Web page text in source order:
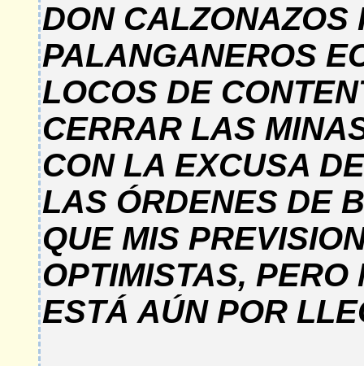
DON CALZONAZOS
PALANGANEROS
LOCOS DE
CERRAR LAS
CON LA EXCUSA
LAS ÓRDENES DE
QUE MIS
OPTIMISTAS,
ESTÁ AÚN POR